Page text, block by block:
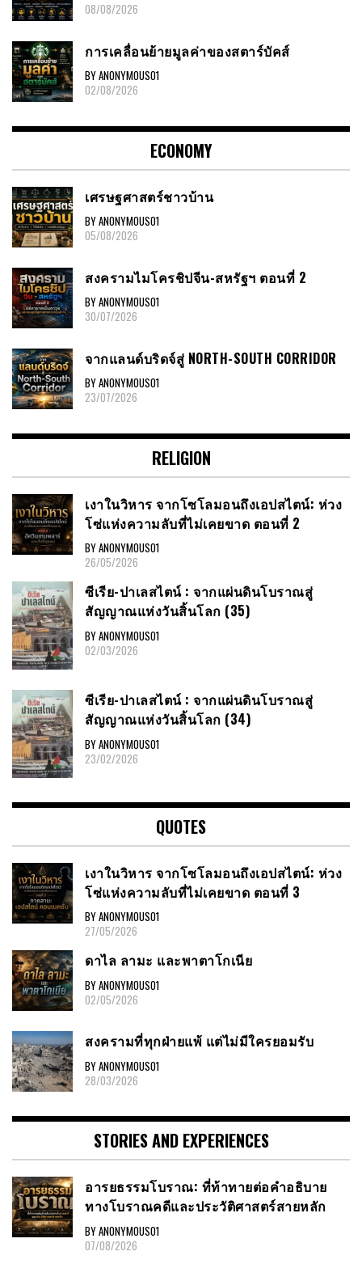
08/08/2026
การเคลื่อนย้ายมูลค่าของสตาร์บัคส์
BY ANONYMOUS01
02/08/2026
ECONOMY
เศรษฐศาสตร์ชาวบ้าน
BY ANONYMOUS01
05/08/2026
สงครามไมโครชิปจีน-สหรัฐฯ ตอนที่ 2
BY ANONYMOUS01
30/07/2026
จากแลนด์บริดจ์สู่ NORTH-SOUTH CORRIDOR
BY ANONYMOUS01
23/07/2026
RELIGION
เงาในวิหาร จากโซโลมอนถึงเอปสไตน์: ห่วง
โซ่แห่งความลับที่ไม่เคยขาด ตอนที่ 2
BY ANONYMOUS01
26/05/2026
ซีเรีย​-ปาเลสไตน์​ : จากแผ่นดินโบราณสู่
สัญญาณ​แห่งวันสิ้นโลก​ (35)
BY ANONYMOUS01
02/03/2026
ซีเรีย​-ปาเลสไตน์​ : จากแผ่นดินโบราณสู่
สัญญาณ​แห่งวันสิ้นโลก​ (34)
BY ANONYMOUS01
23/02/2026
QUOTES
เงาในวิหาร จากโซโลมอนถึงเอปสไตน์: ห่วง
โซ่แห่งความลับที่ไม่เคยขาด ตอนที่ 3
BY ANONYMOUS01
27/05/2026
ดาไล ลามะ และพาตาโกเนีย
BY ANONYMOUS01
02/05/2026
สงครามที่ทุกฝ่ายแพ้ แต่ไม่มีใครยอมรับ
BY ANONYMOUS01
28/03/2026
STORIES AND EXPERIENCES
อารยธรรมโบราณ: ที่ท้าทายต่อคำอธิบาย
ทางโบราณคดีและประวัติศาสตร์สายหลัก
BY ANONYMOUS01
07/08/2026